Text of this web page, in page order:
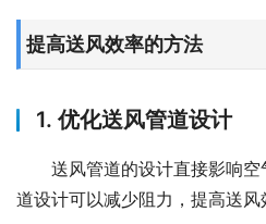
提高送风效率的方法
1. 优化送风管道设计
送风管道的设计直接影响
道设计可以减少阻力，提高送风